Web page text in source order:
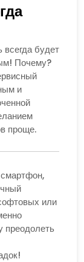
будет
Почему?
и
проще.
или
преодолеть